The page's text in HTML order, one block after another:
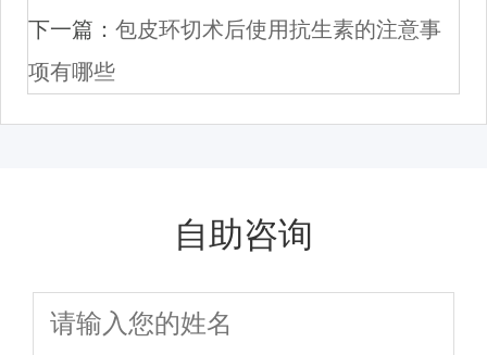
下一篇：包皮环切术后使用抗生素的注意事
项有哪些
自助咨询